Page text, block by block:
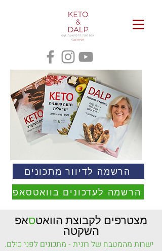
הרשמה לדיוור מתכונים
הרשמה לעדכונים בוואטסאפ
מצטרפים לקבוצת הוואטסאפ
השקטה
ישרות מהמטבח של רונית - מתכונים לפני כולם.